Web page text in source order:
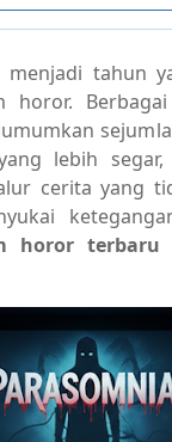
menjadi tahun
horor.
lebih
cerita yang
horor terbaru